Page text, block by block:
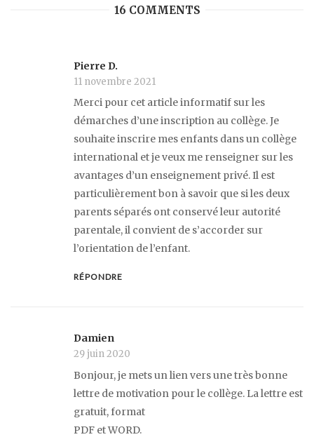
16 COMMENTS
Pierre D.
11 novembre 2021
Merci pour cet article informatif sur les
démarches d’une inscription au collège. Je
souhaite inscrire mes enfants dans un collège
international et je veux me renseigner sur les
avantages d’un enseignement privé. Il est
particulièrement bon à savoir que si les deux
parents séparés ont conservé leur autorité
parentale, il convient de s’accorder sur
l’orientation de l’enfant.
RÉPONDRE
Damien
29 juin 2020
Bonjour, je mets un lien vers une très bonne
lettre de motivation pour le collège. La lettre est
gratuit, format
PDF et WORD.